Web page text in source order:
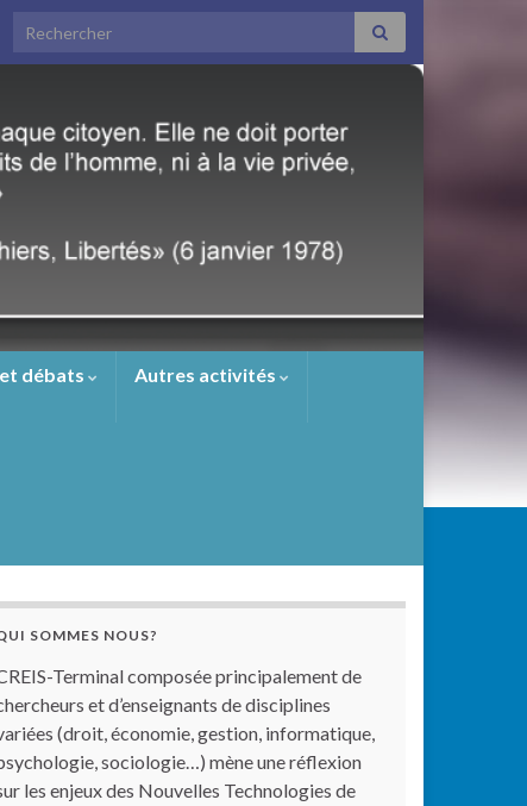
Search for:
débats Autres activités
SOMMES NOUS?
Terminal composée principalement de
et d’enseignants de disciplines
(droit, économie, gestion, informatique,
sociologie…) mène une réflexion
les enjeux des Nouvelles Technologies de